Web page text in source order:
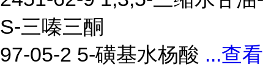
S-三嗪三酮
97-05-2 5-磺基水杨酸 ...查看